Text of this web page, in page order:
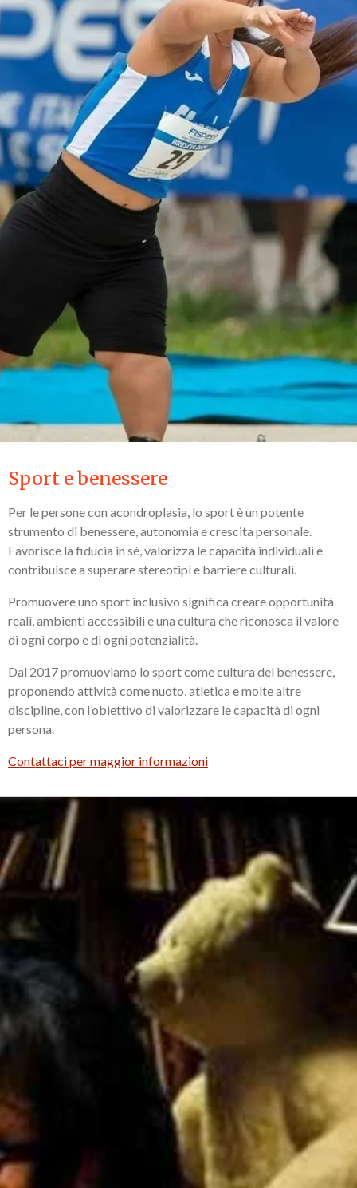
Sport e benessere
Per le persone con acondroplasia, lo sport è un potente
strumento di benessere, autonomia e crescita personale.
Favorisce la fiducia in sé, valorizza le capacità individuali e
contribuisce a superare stereotipi e barriere culturali.
Promuovere uno sport inclusivo significa creare opportunità
reali, ambienti accessibili e una cultura che riconosca il valore
di ogni corpo e di ogni potenzialità.
Dal 2017 promuoviamo lo sport come cultura del benessere,
proponendo attività come nuoto, atletica e molte altre
discipline, con l’obiettivo di valorizzare le capacità di ogni
persona.
Contattaci per maggior informazioni